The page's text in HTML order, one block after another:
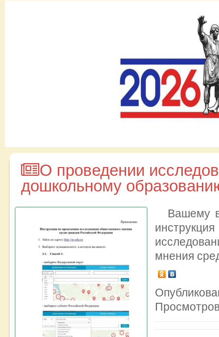
О проведении
дошкольному
Вашему
мнения